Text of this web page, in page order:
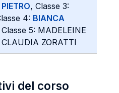
, Classe 3:
4: BIANCA
5: MADELEINE
ZORATTI
del corso